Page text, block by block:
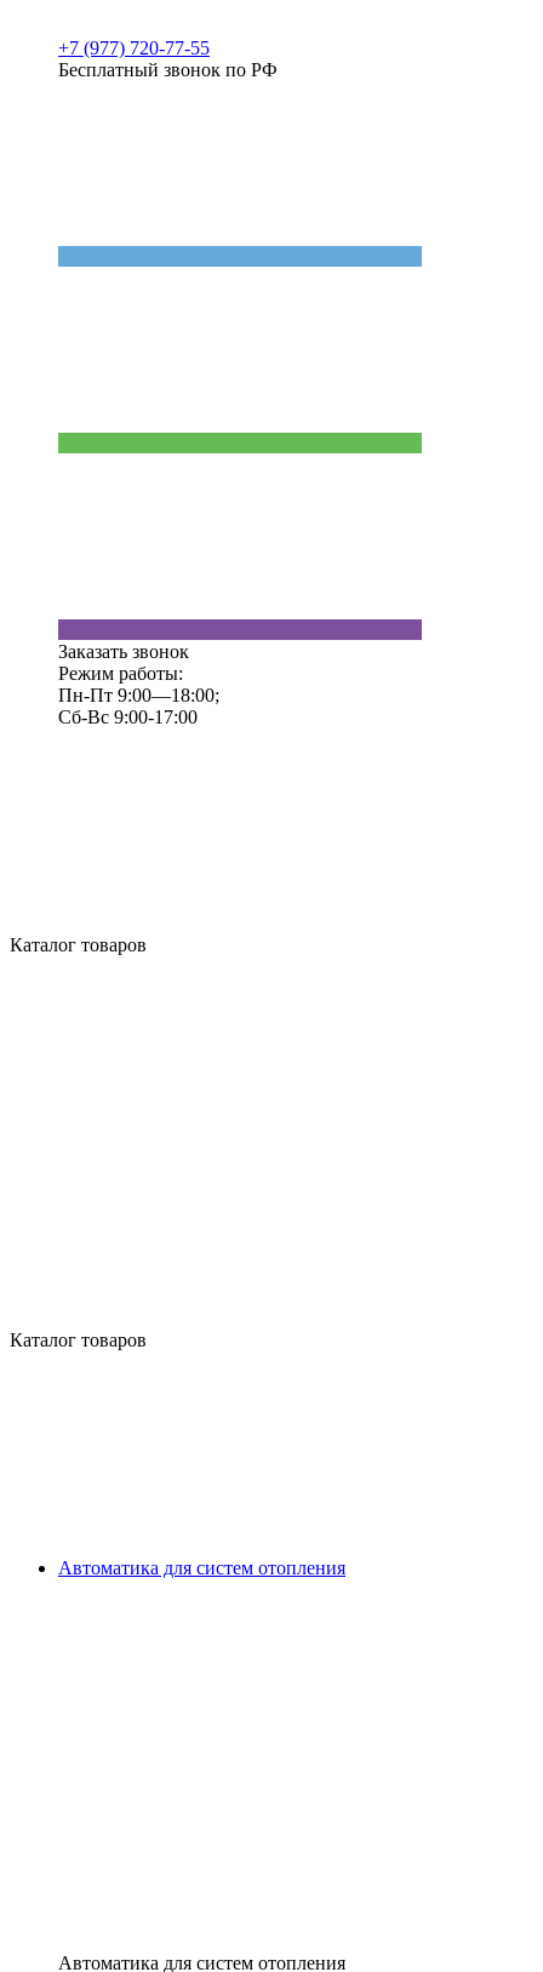
+7 (977) 720-77-55
Бесплатный звонок по РФ
Заказать звонок
Режим работы:
Пн-Пт 9:00—18:00;
Сб-Вс 9:00-17:00
Каталог товаров
Каталог товаров
Автоматика для систем отопления
Автоматика для систем отопления